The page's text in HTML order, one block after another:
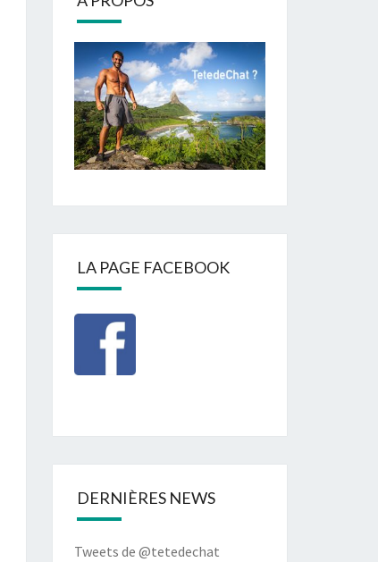
LA PAGE FACEBOOK
DERNIÈRES NEWS
Tweets de @tetedechat